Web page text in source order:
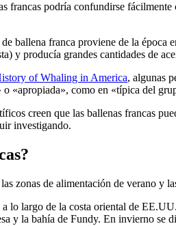
francas podría confundirse fácilmente
ballena franca proviene de la época
y producía grandes cantidades de
of Whaling in America, algunas
«apropiada», como en «típica del
creen que las ballenas francas
investigando.
zonas de alimentación de verano y
lo largo de la costa oriental de
y la bahía de Fundy. En invierno